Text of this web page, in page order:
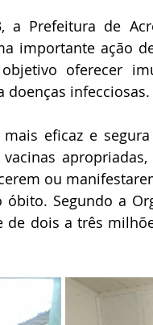
Casa Civil
a Prefeitura de
importante ação
oferecer
infecciosas.
eficaz e
ou
Segundo a
de dois a três